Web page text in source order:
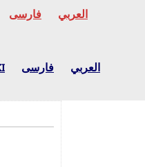
العربي فارسی
العربي فارسی